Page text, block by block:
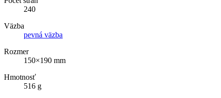
240
Väzba
pevná väzba
Rozmer
150×190 mm
Hmotnosť
516 g